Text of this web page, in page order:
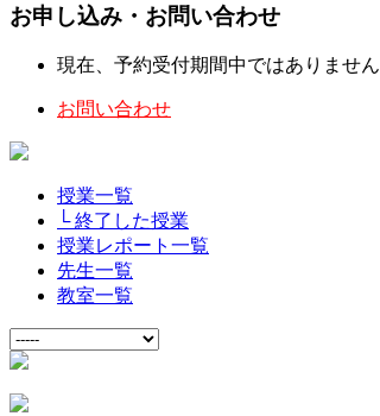
お申し込み・お問い合わせ
現在、予約受付期間中ではありません
お問い合わせ
授業一覧
└ 終了した授業
授業レポート一覧
先生一覧
教室一覧